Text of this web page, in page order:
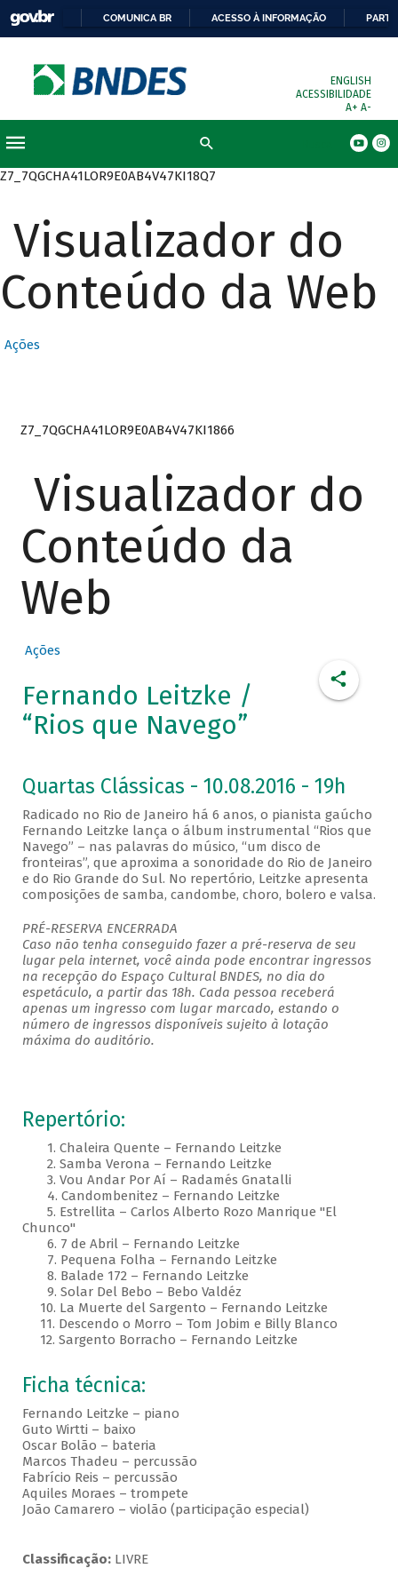
COMUNICA BR ACESSO À INFORMAÇÃO
ENGLISH
ACESSIBILIDADE
A+ A-
Z7_7QGCHA41LOR9E0AB4V47KI18Q7
Visualizador do
Conteúdo da Web
Ações
Z7_7QGCHA41LOR9E0AB4V47KI1866
Visualizador do
Conteúdo da
Web
Ações
Fernando Leitzke /
“Rios que Navego”
Quartas Clássicas - 10.08.2016 - 19h
Radicado no Rio de Janeiro há 6 anos, o pianista gaúcho
Fernando Leitzke lança o álbum instrumental “Rios que
Navego” – nas palavras do músico, “um disco de
fronteiras”, que aproxima a sonoridade do Rio de Janeiro
e do Rio Grande do Sul. No repertório, Leitzke apresenta
composições de samba, candombe, choro, bolero e valsa.
PRÉ-RESERVA ENCERRADA
Caso não tenha conseguido fazer a pré-reserva de seu
lugar pela internet, você ainda pode encontrar ingressos
na recepção do Espaço Cultural BNDES, no dia do
espetáculo, a partir das 18h. Cada pessoa receberá
apenas um ingresso com lugar marcado, estando o
número de ingressos disponíveis sujeito à lotação
máxima do auditório.
Repertório:
1. Chaleira Quente – Fernando Leitzke
2. Samba Verona – Fernando Leitzke
3. Vou Andar Por Aí – Radamés Gnatalli
4. Candombenitez – Fernando Leitzke
5. Estrellita – Carlos Alberto Rozo Manrique "El
Chunco"
6. 7 de Abril – Fernando Leitzke
7. Pequena Folha – Fernando Leitzke
8. Balade 172 – Fernando Leitzke
9. Solar Del Bebo – Bebo Valdéz
10. La Muerte del Sargento – Fernando Leitzke
11. Descendo o Morro – Tom Jobim e Billy Blanco
12. Sargento Borracho – Fernando Leitzke
Ficha técnica:
Fernando Leitzke – piano
Guto Wirtti – baixo
Oscar Bolão – bateria
Marcos Thadeu – percussão
Fabrício Reis – percussão
Aquiles Moraes – trompete
João Camarero – violão (participação especial)
Classificação:LIVRE